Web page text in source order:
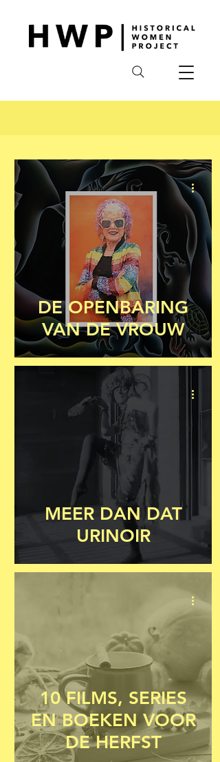
DE OPENBARING
VAN DE VROUW
MEER DAN DAT
URINOIR
10 FILMS, SERIES
EN BOEKEN VOOR
DE HERFST